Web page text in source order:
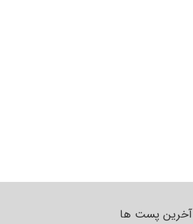
آخرین پست ها